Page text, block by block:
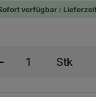
verfügbar :
Stk